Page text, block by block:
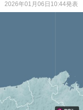
2026年01月06日10:44発表